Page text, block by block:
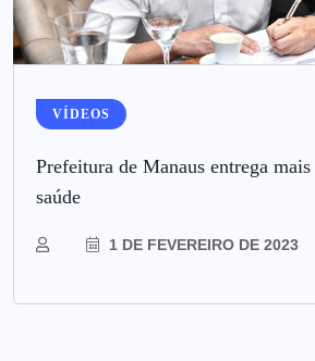
VÍDEOS
Prefeitura de Manaus entrega
saúde
1 DE FEVEREIRO DE 2023